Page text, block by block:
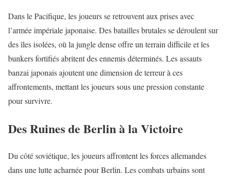
Dans le Pacifique, les joueurs se retrouvent aux prises avec
l’armée impériale japonaise. Des batailles brutales se déroulent sur
des îles isolées, où la jungle dense offre un terrain difficile et les
bunkers fortifiés abritent des ennemis déterminés. Les assauts
banzai japonais ajoutent une dimension de terreur à ces
affrontements, mettant les joueurs sous une pression constante
pour survivre.
Des Ruines de Berlin à la Victoire
Du côté soviétique, les joueurs affrontent les forces allemandes
dans une lutte acharnée pour Berlin. Les combats urbains sont